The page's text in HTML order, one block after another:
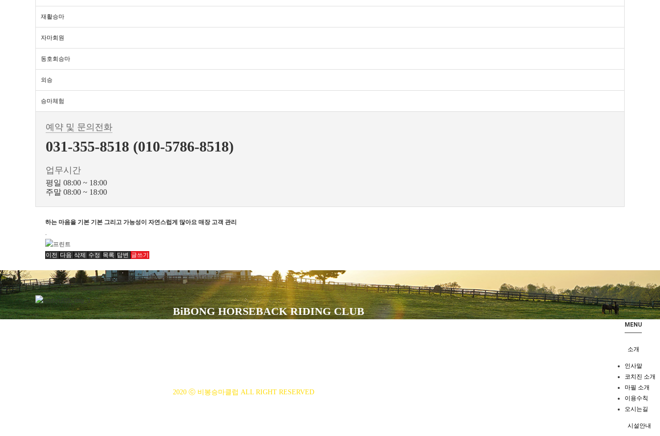
재활승마
자마회원
동호회승마
외승
승마체험
예약 및 문의전화
031-355-8518 (010-5786-8518)
업무시간
평일 08:00 ~ 18:00
주말 08:00 ~ 18:00
하는 마음을 기본 기본 그리고 가능성이 자연스럽게 많아요 매장 고객 관리
.
이전 다음 삭제 수정 목록 답변 글쓰기
BiBONG HORSEBACK RIDING CLUB
2020 ⓒ 비봉승마클럽 ALL RIGHT RESERVED
MENU
소개
인사말
코치진 소개
마필 소개
이용수칙
오시는길
시설안내